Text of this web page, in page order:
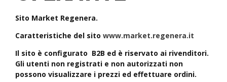
Sito Market Regenera.
Caratteristiche del sito www.market.regenera.it
Il sito è configurato B2B ed è riservato ai rivenditori.
Gli utenti non registrati e non autorizzati non
possono visualizzare i prezzi ed effettuare ordini.